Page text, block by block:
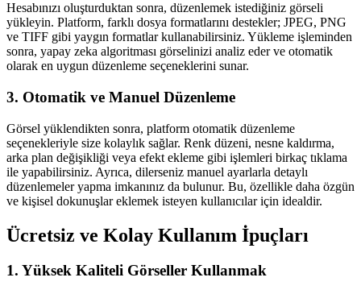
Hesabınızı oluşturduktan sonra, düzenlemek istediğiniz görseli
yükleyin. Platform, farklı dosya formatlarını destekler; JPEG, PNG
ve TIFF gibi yaygın formatlar kullanabilirsiniz. Yükleme işleminden
sonra, yapay zeka algoritması görselinizi analiz eder ve otomatik
olarak en uygun düzenleme seçeneklerini sunar.
3. Otomatik ve Manuel Düzenleme
Görsel yüklendikten sonra, platform otomatik düzenleme
seçenekleriyle size kolaylık sağlar. Renk düzeni, nesne kaldırma,
arka plan değişikliği veya efekt ekleme gibi işlemleri birkaç tıklama
ile yapabilirsiniz. Ayrıca, dilerseniz manuel ayarlarla detaylı
düzenlemeler yapma imkanınız da bulunur. Bu, özellikle daha özgün
ve kişisel dokunuşlar eklemek isteyen kullanıcılar için idealdir.
Ücretsiz ve Kolay Kullanım İpuçları
1. Yüksek Kaliteli Görseller Kullanmak